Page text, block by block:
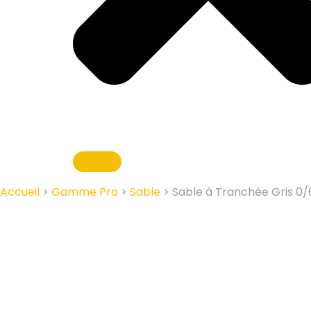
Accueil > Gamme Pro > Sable > Sable à Tranchée Gris